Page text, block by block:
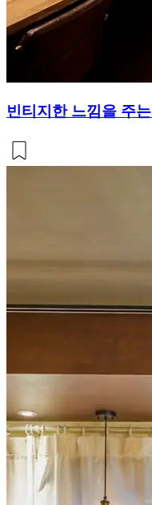
빈티지한 느낌을 주